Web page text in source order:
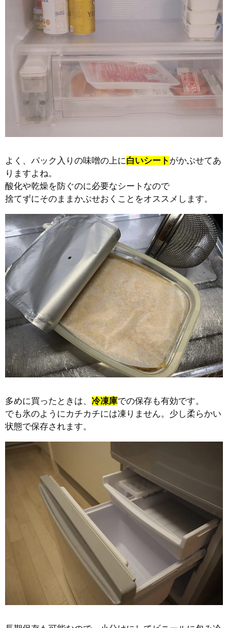
よく、パック入りの味噌の上に白いシート がかぶせてあ
りますよね。
酸化や乾燥を防ぐのに必要なシートなので
捨てずにそのままかぶせおくことをオススメします。
多めに買ったときは、 冷凍庫での保存も有効です。
でも氷のようにカチカチには凍りません。少し柔らかい
状態で保存されます。